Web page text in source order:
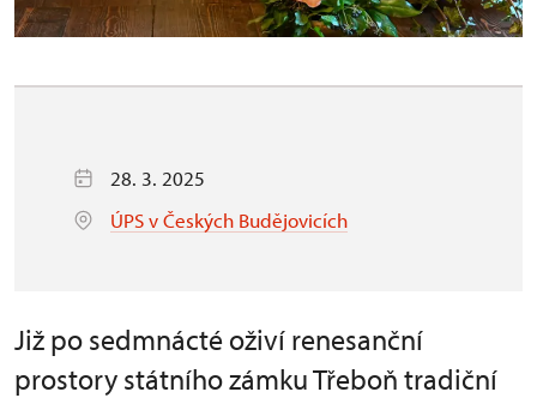
28. 3. 2025
ÚPS v Českých Budějovicích
Již po sedmnácté oživí renesanční
prostory státního zámku Třeboň tradiční